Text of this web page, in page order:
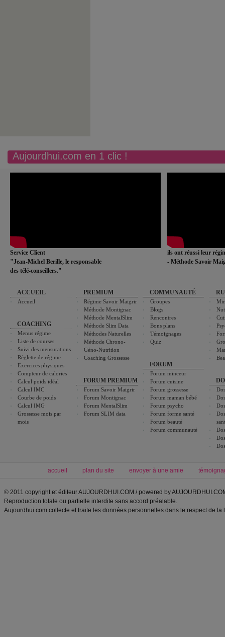
Aujourdhui.com en 1 clic !
Service Client
"Jean-Michel Berille, le responsable
des télé-conseillers."
ils ont réussi leur
- Méthode Savoir
ACCUEIL
Accueil
COACHING
Menus régime
Liste de courses
Suivi des mensurations
Réglette de régime
Exercices physiques
Compteur de calories
Calcul poids idéal
Calcul IMC
Courbe de poids
Calcul IMG
Grossesse mois par
mois
PREMIUM
Régime Savoir Maigrir
Méthode Montignac
Méthode MentalSlim
Méthode Slim Data
Méthodes Naturelles
Méthode Chrono-
Géno-Nutrition
Coaching Grossesse
FORUM PREMIUM
Forum Savoir Maigrir
Forum Montignac
Forum MentalSlim
Forum SLIM data
COMMUNAUTÉ
Groupes
Blogs
Rencontres
Bons plans
Témoignages
Quiz
FORUM
Forum minceur
Forum cuisine
Forum grossesse
Forum maman bébé
Forum psycho
Forum forme santé
Forum beauté
Forum communauté
accueil plan du site envoyer à une amie
© 2011 copyright et éditeur AUJOURDHUI.COM / powered by
Reproduction totale ou partielle interdite sans accord préalable.
Aujourdhui.com collecte et traite les données personnelles dans le respect de